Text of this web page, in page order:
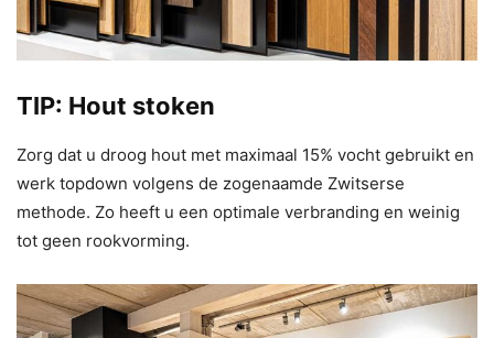
TIP: Hout stoken
Zorg dat u droog hout met maximaal 15% vocht gebruikt en
werk topdown volgens de zogenaamde Zwitserse
methode. Zo heeft u een optimale verbranding en weinig
tot geen rookvorming.